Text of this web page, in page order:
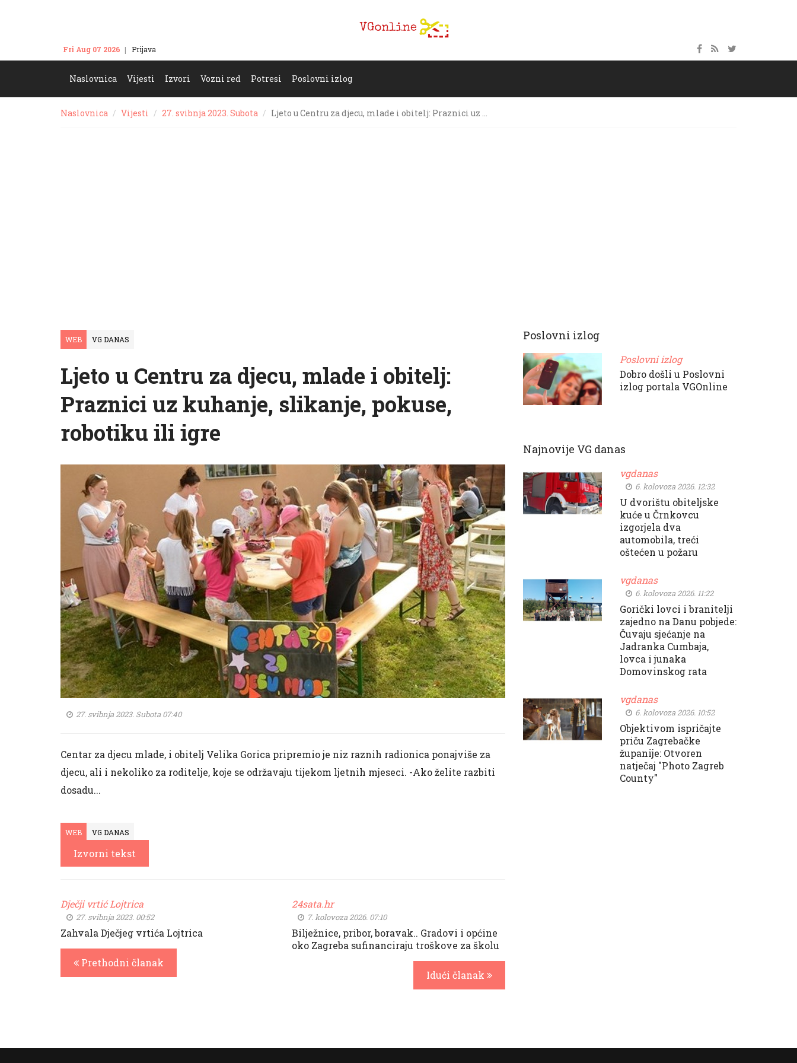
Fri Aug 07 2026 Prijava
Naslovnica Vijesti Izvori Vozni red Potresi Poslovni izlog
Naslovnica Vijesti 27. svibnja 2023. Subota Ljeto u Centru za djecu, mlade i obitelj: Praznici uz …
WEB VG DANAS
Ljeto u Centru za djecu, mlade i obitelj:
Praznici uz kuhanje, slikanje, pokuse,
robotiku ili igre
27. svibnja 2023. Subota 07:40
Centar za djecu mlade, i obitelj Velika Gorica pripremio je niz raznih radionica ponajviše za
djecu, ali i nekoliko za roditelje, koje se održavaju tijekom ljetnih mjeseci. -Ako želite razbiti
dosadu...
WEB VG DANAS
Izvorni tekst
Dječji vrtić Lojtrica
27. svibnja 2023. 00:52
Zahvala Dječjeg vrtića Lojtrica
Prethodni članak
24sata.hr
7. kolovoza 2026. 07:10
Bilježnice, pribor, boravak.. Gradovi i općine
oko Zagreba sufinanciraju troškove za školu
Idući članak
Poslovni izlog
Poslovni izlog
Dobro došli u Poslovni
izlog portala VGOnline
Najnovije VG danas
vgdanas
6. kolovoza 2026. 12:32
U dvorištu obiteljske
kuće u Črnkovcu
izgorjela dva
automobila, treći
oštećen u požaru
vgdanas
6. kolovoza 2026. 11:22
Gorički lovci i branitelji
zajedno na Danu pobjede:
Čuvaju sjećanje na
Jadranka Cumbaja,
lovca i junaka
Domovinskog rata
vgdanas
6. kolovoza 2026. 10:52
Objektivom ispričajte
priču Zagrebačke
županije: Otvoren
natječaj "Photo Zagreb
County"